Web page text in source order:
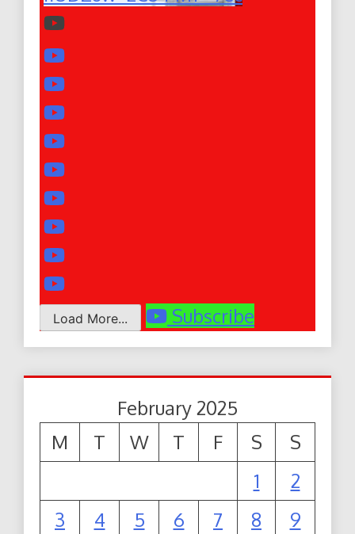
Load More... Subscribe
February 2025
M
T W T F S
S
1
2
3
4 5 6 7 8
9